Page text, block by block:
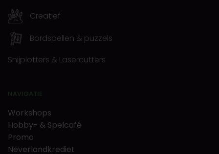
Creatief
Bordspellen & puzzels
Snijplotters & Lasercutters
NAVIGATIE
Workshops
Hobby- & Spelcafé
Promo
Neverlandkrediet